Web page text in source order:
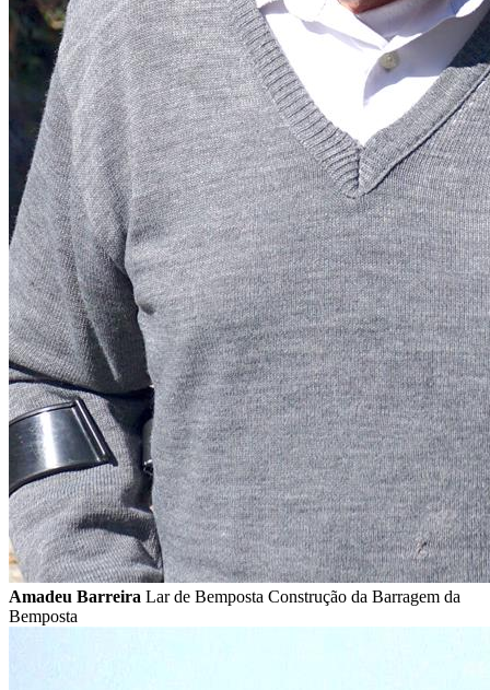
Amadeu Barreira Lar de Bemposta Construção da Barragem da
Bemposta